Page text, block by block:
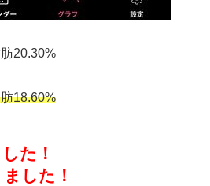
20.30%
18.60%
た！
した！